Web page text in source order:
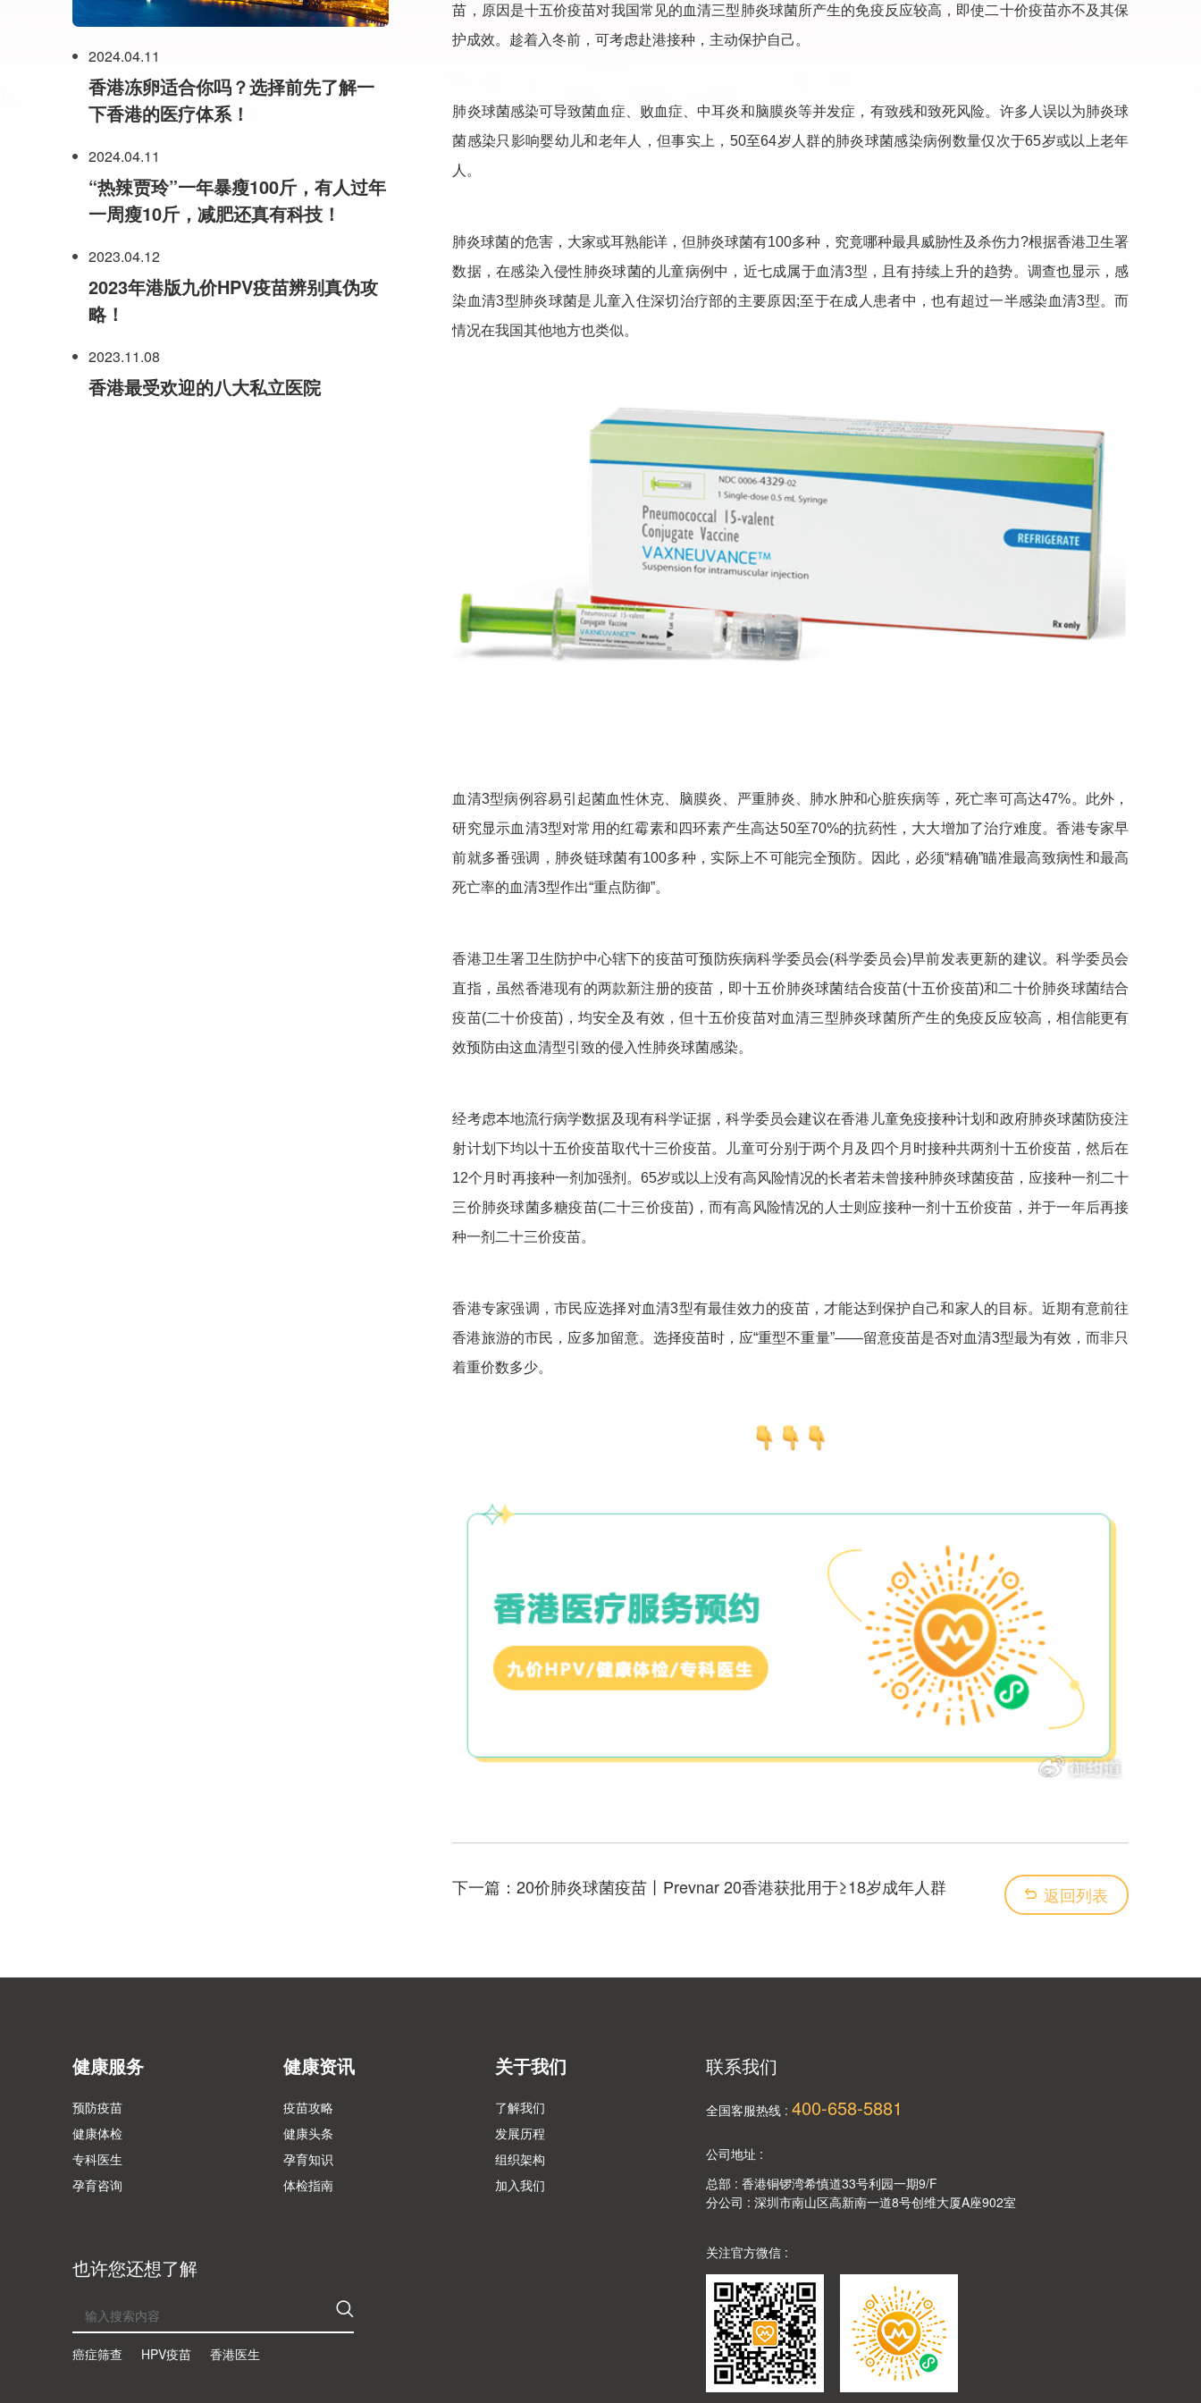
苗，原因是十五价疫苗对我国常见的血清三型肺炎球菌所产生的免疫反应较高，即使二十价疫苗亦不及其保
护成效。趁着入冬前，可考虑赴港接种，主动保护自己。
肺炎球菌感染可导致菌血症、败血症、中耳炎和脑膜炎等并发症，有致残和致死风险。许多人误以为肺炎球
菌感染只影响婴幼儿和老年人，但事实上，50至64岁人群的肺炎球菌感染病例数量仅次于65岁或以上老年
人。
肺炎球菌的危害，大家或耳熟能详，但肺炎球菌有100多种，究竟哪种最具威胁性及杀伤力?根据香港卫生署
数据，在感染入侵性肺炎球菌的儿童病例中，近七成属于血清3型，且有持续上升的趋势。调查也显示，感
染血清3型肺炎球菌是儿童入住深切治疗部的主要原因;至于在成人患者中，也有超过一半感染血清3型。而
情况在我国其他地方也类似。
血清3型病例容易引起菌血性休克、脑膜炎、严重肺炎、肺水肿和心脏疾病等，死亡率可高达47%。此外，
研究显示血清3型对常用的红霉素和四环素产生高达50至70%的抗药性，大大增加了治疗难度。香港专家早
前就多番强调，肺炎链球菌有100多种，实际上不可能完全预防。因此，必须“精确”瞄准最高致病性和最高
死亡率的血清3型作出“重点防御”。
香港卫生署卫生防护中心辖下的疫苗可预防疾病科学委员会(科学委员会)早前发表更新的建议。科学委员会
直指，虽然香港现有的两款新注册的疫苗，即十五价肺炎球菌结合疫苗(十五价疫苗)和二十价肺炎球菌结合
疫苗(二十价疫苗)，均安全及有效，但十五价疫苗对血清三型肺炎球菌所产生的免疫反应较高，相信能更有
效预防由这血清型引致的侵入性肺炎球菌感染。
经考虑本地流行病学数据及现有科学证据，科学委员会建议在香港儿童免疫接种计划和政府肺炎球菌防疫注
射计划下均以十五价疫苗取代十三价疫苗。儿童可分别于两个月及四个月时接种共两剂十五价疫苗，然后在
12个月时再接种一剂加强剂。65岁或以上没有高风险情况的长者若未曾接种肺炎球菌疫苗，应接种一剂二十
三价肺炎球菌多糖疫苗(二十三价疫苗)，而有高风险情况的人士则应接种一剂十五价疫苗，并于一年后再接
种一剂二十三价疫苗。
香港专家强调，市民应选择对血清3型有最佳效力的疫苗，才能达到保护自己和家人的目标。近期有意前往
香港旅游的市民，应多加留意。选择疫苗时，应“重型不重量”——留意疫苗是否对血清3型最为有效，而非只
着重价数多少。
下一篇：20价肺炎球菌疫苗丨Prevnar 20香港获批用于≥18岁成年人群 返回列表
2024.04.11
香港冻卵适合你吗？选择前先了解一
下香港的医疗体系！
2024.04.11
“热辣贾玲”一年暴瘦100斤，有人过年
一周瘦10斤，减肥还真有科技！
2023.04.12
2023年港版九价HPV疫苗辨别真伪攻
略！
2023.11.08
香港最受欢迎的八大私立医院
健康服务
预防疫苗
健康体检
专科医生
孕育咨询
健康资讯
疫苗攻略
健康头条
孕育知识
体检指南
关于我们
了解我们
发展历程
组织架构
加入我们
联系我们
全国客服热线 :400-658-5881
公司地址 :
总部 : 香港铜锣湾希慎道33号利园一期9/F
分公司 : 深圳市南山区高新南一道8号创维大厦A座902室
关注官方微信 :
也许您还想了解
癌症筛查 HPV疫苗 香港医生